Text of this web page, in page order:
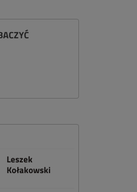
Leszek
Kołakowski